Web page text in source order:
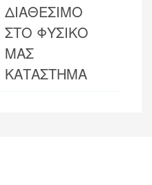
ΔΙΑΘΕΣΙΜΟ
ΣΤΟ ΦΥΣΙΚΟ
ΜΑΣ
ΚΑΤΑΣΤΗΜΑ